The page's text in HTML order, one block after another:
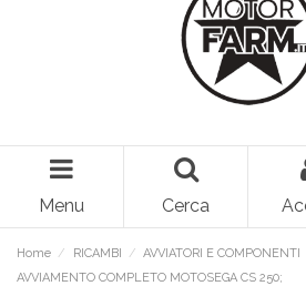
Menu Cerca
Home RICAMBI AVVIATORI E COMPONENTI
AVVIAMENTO COMPLETO MOTOSEGA CS 250;